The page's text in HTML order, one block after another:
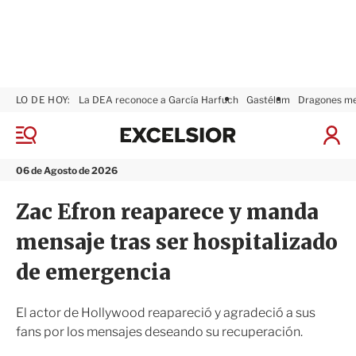
M
n
06 de Agosto de 2026
LO DE HOY: La DEA reconoce a García Harfuch Gastélum Dragones
I
S
x
i
r
Zac Efron reaparece y manda
mensaje tras ser hospitalizado
de emergencia
El actor de Hollywood reapareció y agradeció a sus
fans por los mensajes deseando su recuperación.